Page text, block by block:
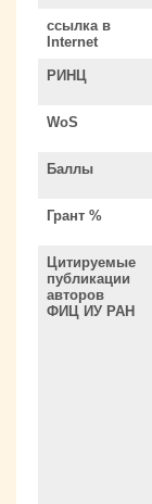
ссылка в
Internet
РИНЦ
WoS
Баллы
Грант %
Цитируемые
публикации
авторов
ФИЦ ИУ РАН